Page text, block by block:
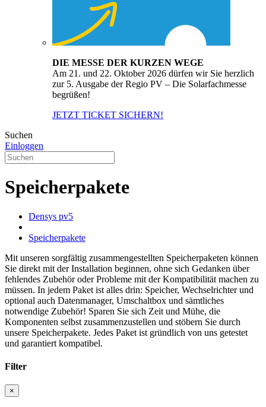
DIE MESSE DER KURZEN WEGE
Am 21. und 22. Oktober 2026 dürfen wir Sie herzlich
zur 5. Ausgabe der Regio PV – Die Solarfachmesse
begrüßen!
JETZT TICKET SICHERN!
Suchen
Einloggen
Speicherpakete
Densys pv5
Speicherpakete
Mit unseren sorgfältig zusammengestellten Speicherpaketen können
Sie direkt mit der Installation beginnen, ohne sich Gedanken über
fehlendes Zubehör oder Probleme mit der Kompatibilität machen zu
müssen. In jedem Paket ist alles drin: Speicher, Wechselrichter und
optional auch Datenmanager, Umschaltbox und sämtliches
notwendige Zubehör! Sparen Sie sich Zeit und Mühe, die
Komponenten selbst zusammenzustellen und stöbern Sie durch
unsere Speicherpakete. Jedes Paket ist gründlich von uns getestet
und garantiert kompatibel.
Filter
×